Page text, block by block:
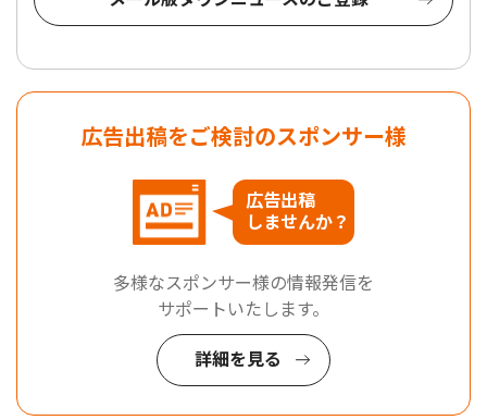
広告出稿をご検討のスポンサー様
広告出稿
しませんか？
多様なスポンサー様の情報発信を
サポートいたします。
詳細を見る